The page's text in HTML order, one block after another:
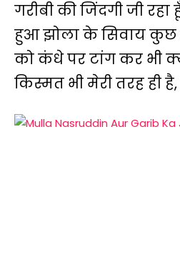
गरीबी की जिंदगी जी
हुआ झोला के सिवाय कुछ
को कंधे पर टांग कर भी
किस्मत भी मेरी तरह ही